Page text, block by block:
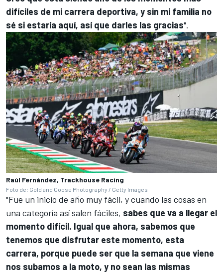
difíciles de mi carrera deportiva, y sin mi familia no
sé si estaría aquí, así que darles las gracias".
Raúl Fernández, Trackhouse Racing
Foto de: Gold and Goose Photography / Getty Images
"Fue un inicio de año muy fácil, y cuando las cosas en
una categoría así salen fáciles, sabes que va a llegar el
momento difícil. Igual que ahora, sabemos que
tenemos que disfrutar este momento, esta
carrera, porque puede ser que la semana que viene
nos subamos a la moto, y no sean las mismas